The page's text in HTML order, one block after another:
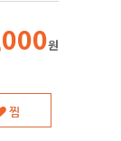
원
찜